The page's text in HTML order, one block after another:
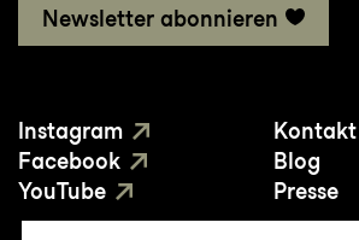
Newsletter abonnieren
Instagram
Facebook
YouTube
Kontakt
Blog
Presse